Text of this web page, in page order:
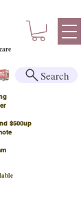
$500up
Search